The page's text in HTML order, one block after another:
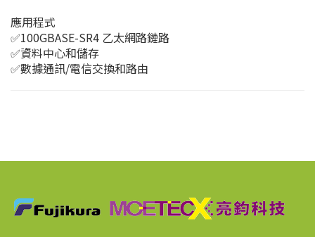
應用程式
✅100GBASE-SR4 乙太網路鏈路
✅資料中心和儲存
✅數據通訊/電信交換和路由